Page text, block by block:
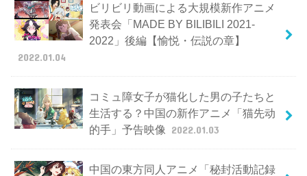
ビリビリ動画による大規模新作アニメ
発表会「MADE BY BILIBILI 2021-
2022」後編【愉悦・伝説の章】
2022.01.04
コミュ障女子が猫化した男の子たちと
生活する？中国の新作アニメ「猫先动
的手」予告映像
2022.01.03
中国の東方同人アニメ「秘封活動記録